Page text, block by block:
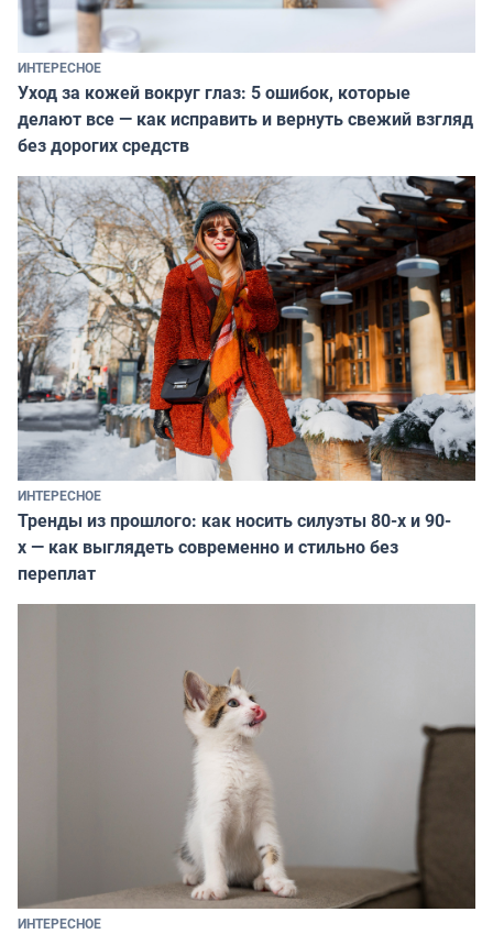
ИНТЕРЕСНОЕ
Уход за кожей вокруг глаз: 5 ошибок, которые
делают все — как исправить и вернуть свежий взгляд
без дорогих средств
ИНТЕРЕСНОЕ
Тренды из прошлого: как носить силуэты 80-х и 90-
х — как выглядеть современно и стильно без
переплат
ИНТЕРЕСНОЕ